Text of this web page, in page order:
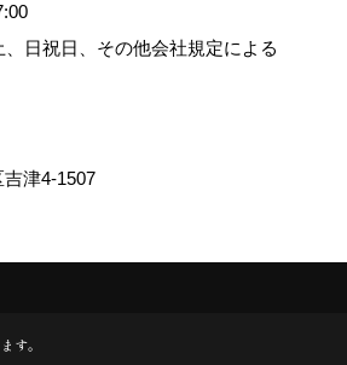
、日祝日、その他会社規定による
吉津4-1507
株式会社. All Rights Reserved.
す。